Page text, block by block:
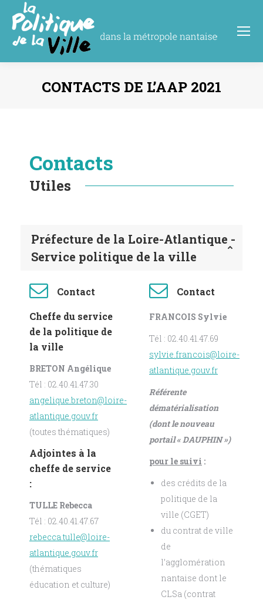
CONTACTS DE L’AAP 2021
Contacts
Utiles
Préfecture de la Loire-Atlantique -
Service politique de la ville
Contact
Cheffe du service
de la politique de
la ville
BRETON Angélique
Tél : 02.40.41.47.30
angelique.breton@loire-
atlantique.gouv.fr
(toutes thématiques)
Adjointes à la
cheffe de service
:
TULLE Rebecca
Tél : 02.40.41.47.67
rebecca.tulle@loire-
atlantique.gouv.fr
(thématiques
éducation et culture)
Contact
FRANCOIS Sylvie
Tél : 02.40.41.47.69
sylvie.francois@loire-
atlantique.gouv.fr
Référente
dématérialisation
(dont le nouveau
portail « DAUPHIN »)
pour le suivi :
des crédits de la
politique de la
ville (CGET)
du contrat de ville
de
l’agglomération
nantaise dont le
CLSa (contrat